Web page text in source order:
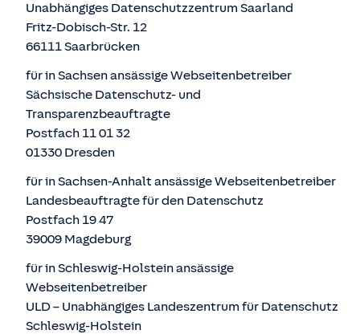
Unabhängiges Datenschutzzentrum Saarland
Fritz-Dobisch-Str. 12
66111 Saarbrücken
für in Sachsen ansässige Webseitenbetreiber
Sächsische Datenschutz- und
Transparenzbeauftragte
Postfach 11 01 32
01330 Dresden
für in Sachsen-Anhalt ansässige Webseitenbetreiber
Landesbeauftragte für den Datenschutz
Postfach 19 47
39009 Magdeburg
für in Schleswig-Holstein ansässige
Webseitenbetreiber
ULD – Unabhängiges Landeszentrum für Datenschutz
Schleswig-Holstein